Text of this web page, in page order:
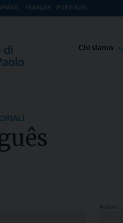
FRANÇAIS PORTUGÊS
Chi siamo
Autore: